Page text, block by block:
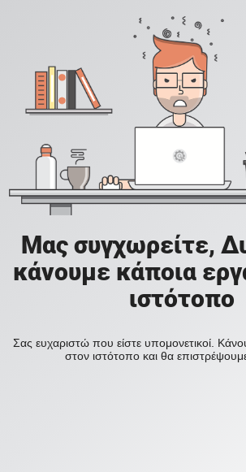
Μας συγχωρείτε,
κάνουμε κάποια
ιστότοπο
Σας ευχαριστώ που είστε υπομονετικοί.
στον ιστότοπο και θα